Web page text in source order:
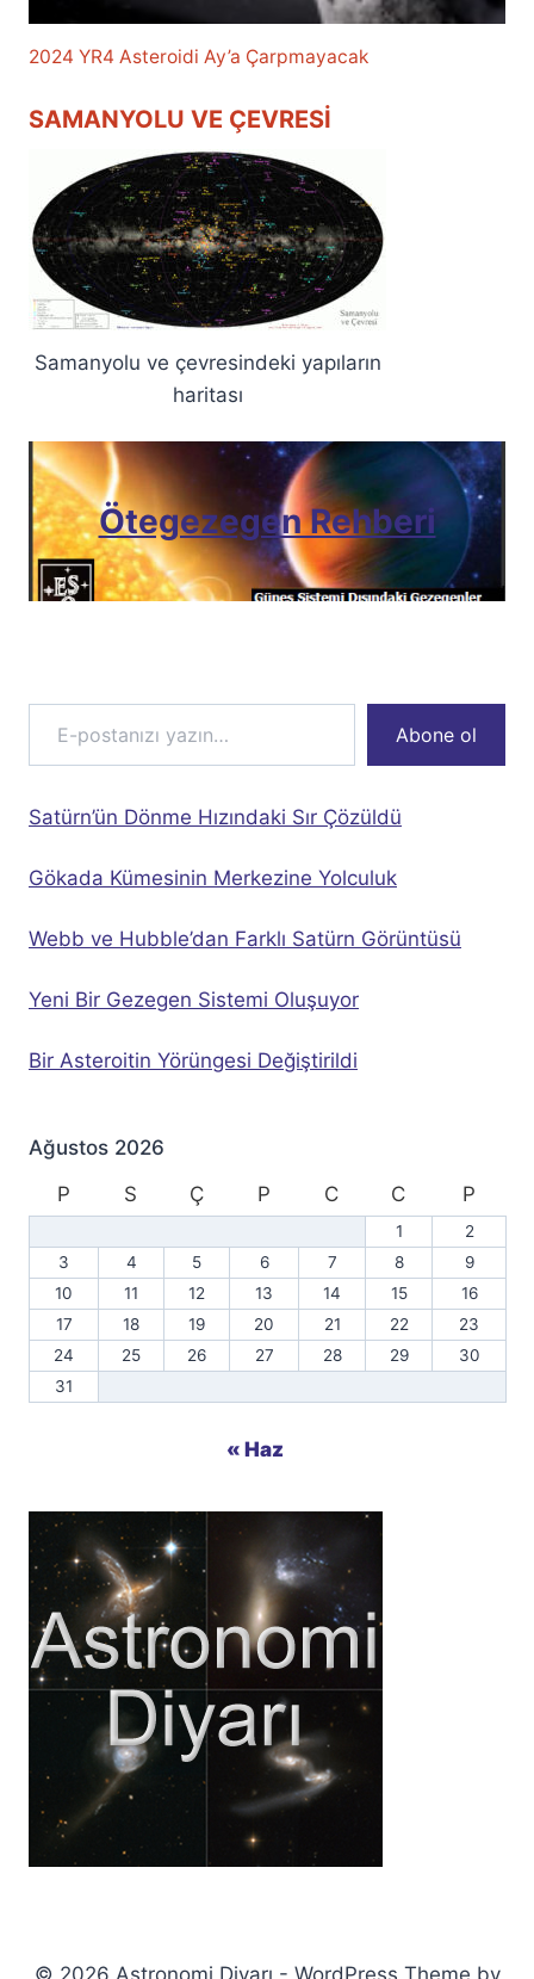
2024 YR4 Asteroidi Ay’a Çarpmayacak
SAMANYOLU VE ÇEVRESI
Samanyolu ve çevresindeki yapıların
haritası
Ötegezegen Rehberi
E-postanızı yazın…
Abone ol
Satürn’ün Dönme Hızındaki Sır Çözüldü
Gökada Kümesinin Merkezine Yolculuk
Webb ve Hubble’dan Farklı Satürn Görüntüsü
Yeni Bir Gezegen Sistemi Oluşuyor
Bir Asteroitin Yörüngesi Değiştirildi
Ağustos 2026
P
S Ç P C C P
1
2
3
4 5 6 7 8
9
10
11 12 13 14 15
16
17
18 19 20 21 22
23
24
25 26 27 28 29
30
31
« Haz